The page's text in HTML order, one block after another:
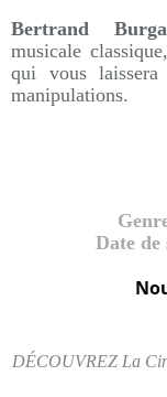
Bertrand
musicale
qui vous laissera
manipulations.
Date de
DÉCOUVREZ La